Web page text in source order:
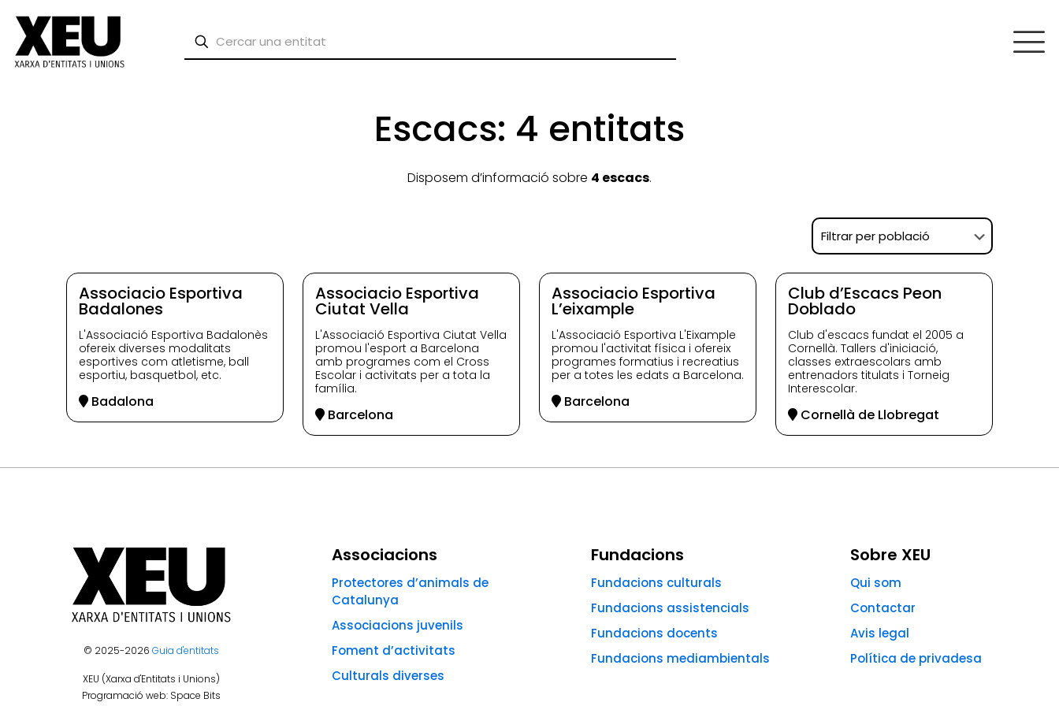
Escacs: 4 entitats
Disposem d’informació sobre 4 escacs.
Associacio Esportiva
Badalones
L'Associació Esportiva Badalonès
ofereix diverses modalitats
esportives com atletisme, ball
esportiu, basquetbol, etc.
Badalona
Associacio Esportiva
Ciutat Vella
L'Associació Esportiva Ciutat Vella
promou l'esport a Barcelona
amb programes com el Cross
Escolar i activitats per a tota la
família.
Barcelona
Associacio Esportiva
L’eixample
L'Associació Esportiva L'Eixample
promou l'activitat física i ofereix
programes formatius i recreatius
per a totes les edats a Barcelona.
Barcelona
Club d’Escacs Peon
Doblado
Club d'escacs fundat el 2005 a
Cornellà. Tallers d'iniciació,
classes extraescolars amb
entrenadors titulats i Torneig
Interescolar.
Cornellà de Llobregat
© 2025-2026 Guia d'entitats
XEU (Xarxa d'Entitats i Unions)
Programació web: Space Bits
Associacions
Protectores d’animals de
Catalunya
Associacions juvenils
Foment d’activitats
Culturals diverses
Fundacions
Fundacions culturals
Fundacions assistencials
Fundacions docents
Fundacions mediambientals
Sobre XEU
Qui som
Contactar
Avis legal
Política de privadesa